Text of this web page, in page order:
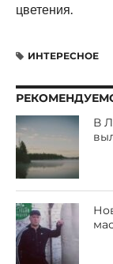
цветения.
ИНТЕРЕСНОЕ
В